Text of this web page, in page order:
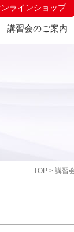
ラインショップ
講習会のご案内
TOP > 講習